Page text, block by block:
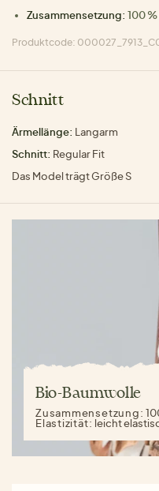
Zusammensetzung: 100
Produktcode:
Schnitt
Ärmellänge: Langarm
Schnitt: Regular Fit
Das Model trägt Größe S
Bio-Baumwolle
Zusammensetzung:
Elastizität: leicht